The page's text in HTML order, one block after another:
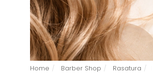
Home Barber Shop Rasatura